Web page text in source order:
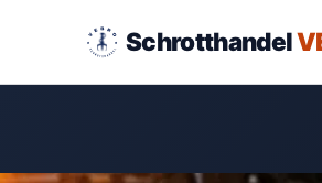
Schrotthandel